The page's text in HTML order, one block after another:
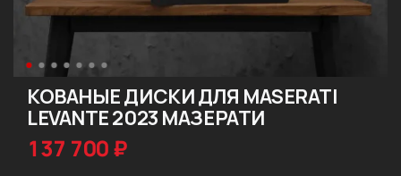
КОВАНЫЕ ДИСКИ ДЛЯ MASERATI
LEVANTE 2023 МАЗЕРАТИ
137 700 ₽